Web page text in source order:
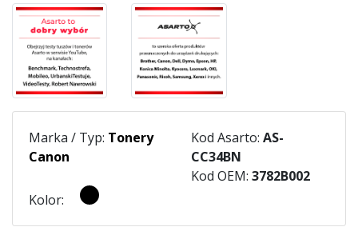
Marka / Typ: Tonery
Canon
Kod Asarto: AS-
CC34BN
Kod OEM: 3782B002
Kolor: